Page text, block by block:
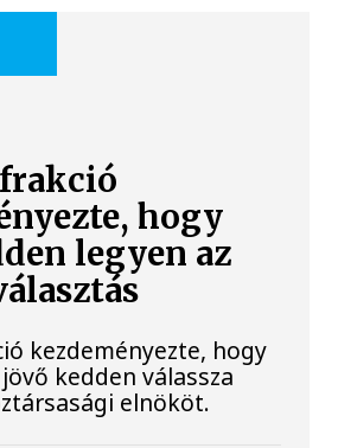
hogy
legyen az
kezdeményezte, hogy
kedden válassza
elnököt.